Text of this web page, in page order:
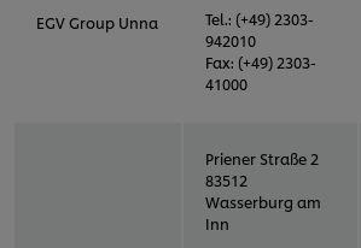
EGV Group Unna
Tel.: (+49) 2303-
942010
Fax: (+49) 2303-
41000
Priener Straße 2
83512
Wasserburg am
Inn